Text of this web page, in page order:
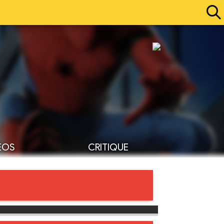
CRITIQUE